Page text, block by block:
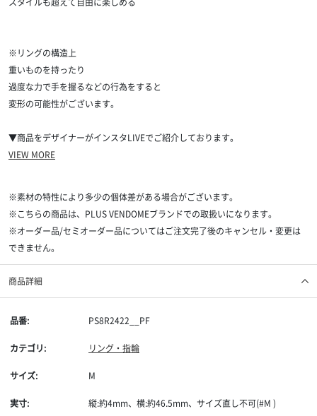
※リングの構造上
重いものを持ったり
過度な力で手を握るなどの行為をすると
変形の可能性がございます。
▼商品をデザイナーがインスタLIVEでご紹介しております。
VIEW MORE
※素材の特性により多少の個体差がある場合がございます。
※こちらの商品は、PLUS VENDOMEブランドでの取扱いになります。
※オーダー品/セミオーダー品についてはご注文完了後のキャンセル・変更は
できません。
商品詳細
品番: PS8R2422__PF
カテゴリ: リング・指輪
サイズ: M
実寸: 縦:約4mm、横:約46.5mm、サイズ直し不可(#M )